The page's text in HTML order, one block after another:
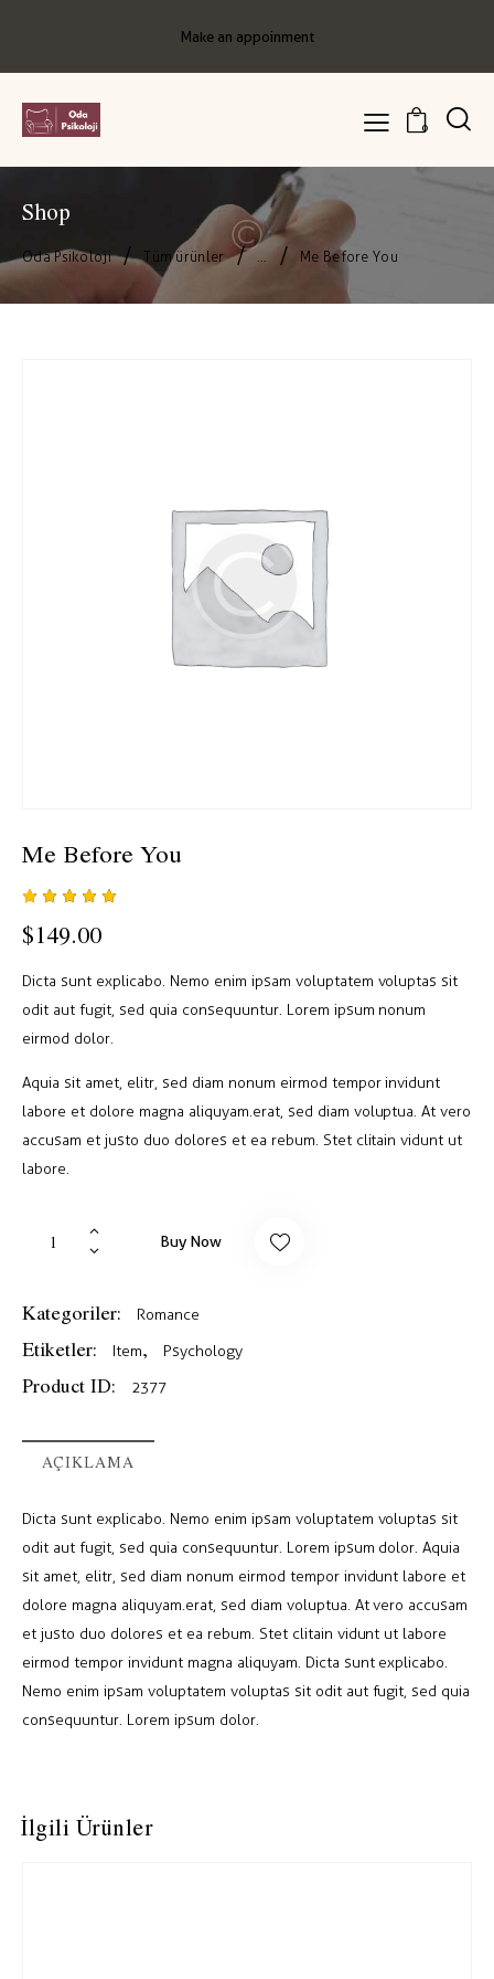
Make an appoinment
0
Shop
Oda Psikoloji Tüm ürünler ... Me Before You
Me Before You
puanına
dayanara
üzerinde
puan
$149.00
Dicta sunt explicabo. Nemo enim ipsam voluptatem voluptas sit
odit aut fugit, sed quia consequuntur. Lorem ipsum nonum
eirmod dolor.
Aquia sit amet, elitr, sed diam nonum eirmod tempor invidunt
labore et dolore magna aliquyam.erat, sed diam voluptua. At vero
accusam et justo duo dolores et ea rebum. Stet clitain vidunt ut
labore.
Buy Now
Kategoriler: Romance
Etiketler: Item, Psychology
Product ID: 2377
AÇIKLAMA
Dicta sunt explicabo. Nemo enim ipsam voluptatem voluptas sit
odit aut fugit, sed quia consequuntur. Lorem ipsum dolor. Aquia
sit amet, elitr, sed diam nonum eirmod tempor invidunt labore et
dolore magna aliquyam.erat, sed diam voluptua. At vero accusam
et justo duo dolores et ea rebum. Stet clitain vidunt ut labore
eirmod tempor invidunt magna aliquyam. Dicta sunt explicabo.
Nemo enim ipsam voluptatem voluptas sit odit aut fugit, sed quia
consequuntur. Lorem ipsum dolor.
İlgili Ürünler